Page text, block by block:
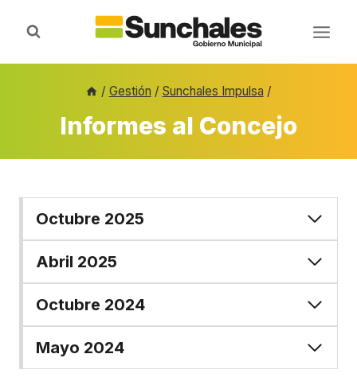
/ Gestión / Sunchales Impulsa /
Informes al Concejo
Octubre 2025
Abril 2025
Octubre 2024
Mayo 2024